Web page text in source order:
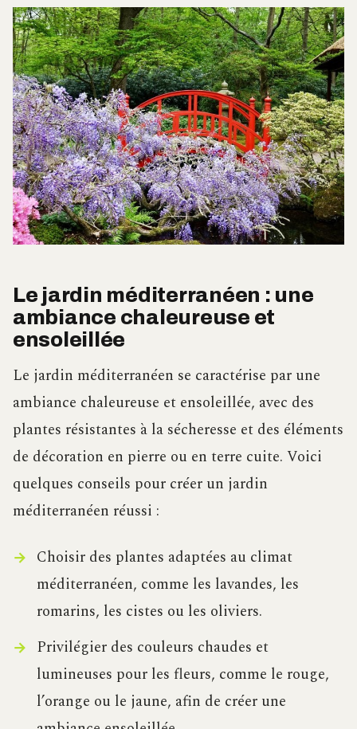
Le jardin méditerranéen : une
ambiance chaleureuse et
ensoleillée
Le jardin méditerranéen se caractérise par une
ambiance chaleureuse et ensoleillée, avec des
plantes résistantes à la sécheresse et des éléments
de décoration en pierre ou en terre cuite. Voici
quelques conseils pour créer un jardin
méditerranéen réussi :
Choisir des plantes adaptées au climat
méditerranéen, comme les lavandes, les
romarins, les cistes ou les oliviers.
Privilégier des couleurs chaudes et
lumineuses pour les fleurs, comme le rouge,
l’orange ou le jaune, afin de créer une